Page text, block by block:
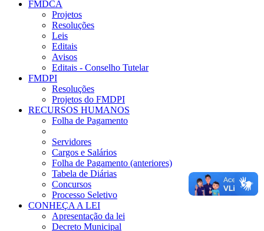
FMDCA
Projetos
Resoluções
Leis
Editais
Avisos
Editais - Conselho Tutelar
FMDPI
Resoluções
Projetos do FMDPI
RECURSOS HUMANOS
Folha de Pagamento
Servidores
Cargos e Salários
Folha de Pagamento (anteriores)
Tabela de Diárias
Concursos
Processo Seletivo
CONHEÇA A LEI
Apresentação da lei
Decreto Municipal